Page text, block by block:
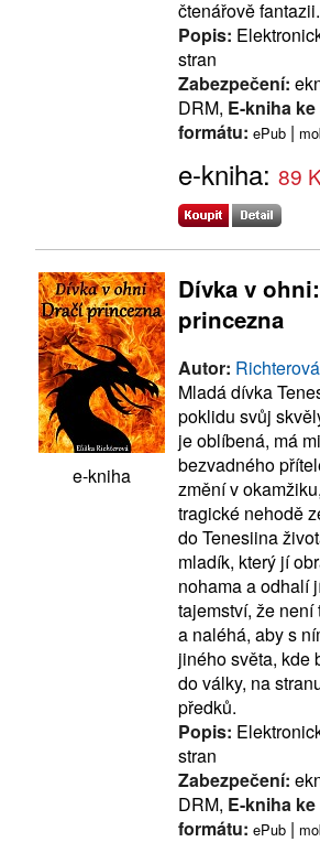
čtenářově fantazii.
Popis:
stran
Zabezpečení:
DRM, E-kniha
formátu: ePub |
e-kniha: 89
e-kniha
Dívka v
princezna
Autor:
Mladá dívka
poklidu svůj
je oblíbená, má
bezvadného
změní v
tragické nehodě
do Tenesiina
mladík, který jí
nohama a odhalí
tajemství, že
a naléhá, aby s
jiného světa, kde
do války, na
předků.
Popis:
stran
Zabezpečení:
DRM, E-kniha
formátu: ePub |